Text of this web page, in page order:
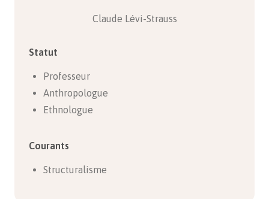
Claude Lévi-Strauss
Statut
Professeur
Anthropologue
Ethnologue
Courants
Structuralisme